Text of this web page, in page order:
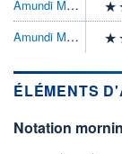
Amundi MSCI EmMktsSRIClmtPrsAlgdETFDRC
Amundi MSCI Emerg Mkts Swp II ETF EURAcc
ÉLÉMENTS
Notation